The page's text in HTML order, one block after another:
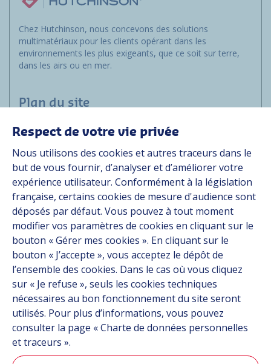
Chez Hutchinson, nous concevons des solutions
multimatériaux pour les clients opérant dans les
environnements les plus exigeants, que ce soit sur terre,
dans les airs ou en mer.
Plan du site
Marchés
Solutions
Ressources
À propos
Carrière
Contact
Suivez-nous
Linkedin
Instagram
Respect de votre vie privée
Nous utilisons des cookies et autres traceurs dans le
but de vous fournir, d’analyser et d’améliorer votre
expérience utilisateur. Conformément à la législation
française, certains cookies de mesure d'audience sont
déposés par défaut. Vous pouvez à tout moment
modifier vos paramètres de cookies en cliquant sur le
bouton « Gérer mes cookies ». En cliquant sur le
bouton « J’accepte », vous acceptez le dépôt de
l’ensemble des cookies. Dans le cas où vous cliquez
sur « Je refuse », seuls les cookies techniques
nécessaires au bon fonctionnement du site seront
utilisés. Pour plus d’informations, vous pouvez
consulter la page « Charte de données personnelles
et traceurs ».